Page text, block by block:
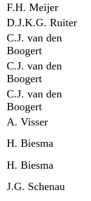
F.H. Meijer
D.J.K.G. Ruiter
C.J. van den
Boogert
C.J. van den
Boogert
C.J. van den
Boogert
A. Visser
H. Biesma
H. Biesma
J.G. Schenau